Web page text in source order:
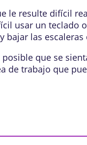
le resulte difícil
usar un teclado
las
que se
de trabajo que